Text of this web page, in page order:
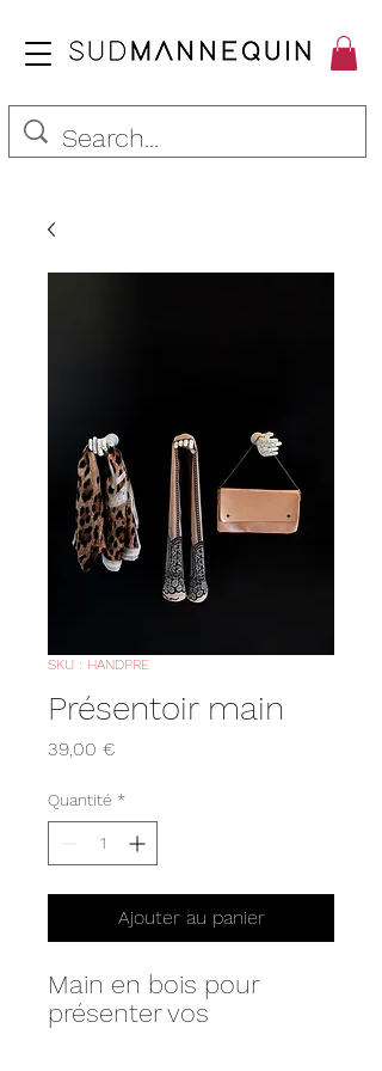
SKU : HANDPRE
Présentoir main
39,00 €
Quantité *
Ajouter au panier
Main en bois pour
présenter vos